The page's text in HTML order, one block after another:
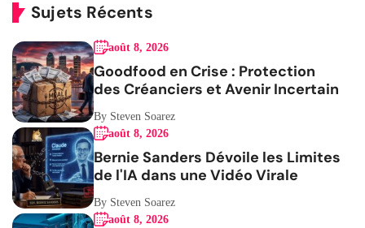
Sujets Récents
août 8, 2026
Goodfood en Crise : Protection
des Créanciers et Avenir Incertain
By Steven Soarez
août 8, 2026
Bernie Sanders Dévoile les Limites
de l'IA dans une Vidéo Virale
By Steven Soarez
août 8, 2026